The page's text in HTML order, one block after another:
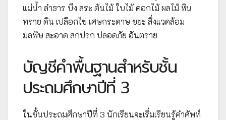
แม่น้ำ ลำธาร บึง สระ ต้นไม้ ใบไม้ ดอกไม้ ผลไม้ หิน
ทราย ดิน เปลือกไข่ เศษกระดาษ ขยะ สิ่งแวดล้อม
มลพิษ สะอาด สกปรก ปลอดภัย อันตราย
บัญชีคำพื้นฐานสำหรับชั้น
ประถมศึกษาปีที่ 3
ในชั้นประถมศึกษาปีที่ 3 นักเรียนจะเริ่มเรียนรู้คำศัพท์